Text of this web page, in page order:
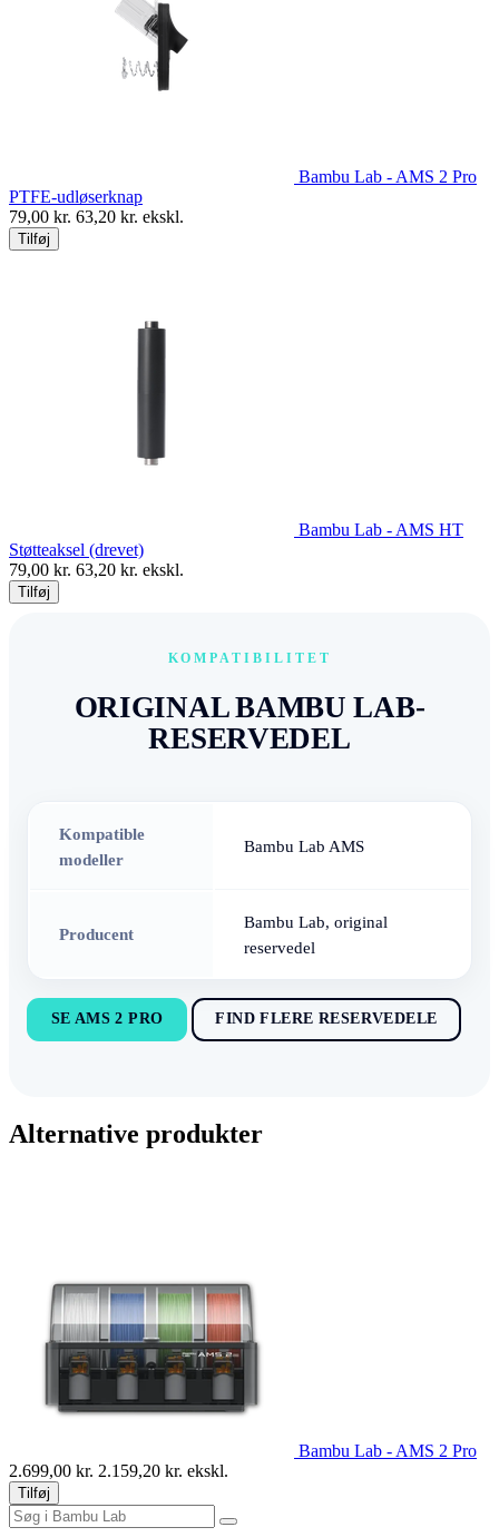
Bambu Lab - AMS 2 Pro
PTFE-udløserknap
79,00 kr. 63,20 kr. ekskl.
Tilføj
Bambu Lab - AMS HT
Støtteaksel (drevet)
79,00 kr. 63,20 kr. ekskl.
Tilføj
KOMPATIBILITET
ORIGINAL BAMBU LAB-
RESERVEDEL
Kompatible
modeller
Bambu Lab AMS
Producent
Bambu Lab, original
reservedel
SE AMS 2 PRO FIND FLERE RESERVEDELE
Alternative produkter
Bambu Lab - AMS 2 Pro
2.699,00 kr. 2.159,20 kr. ekskl.
Tilføj